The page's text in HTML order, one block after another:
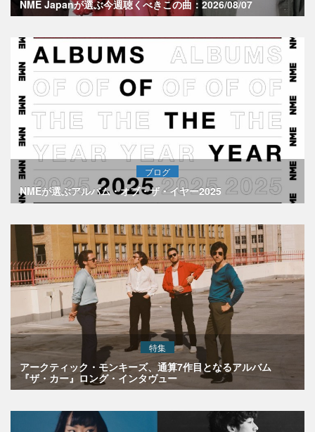
NME Japanが選ぶ今週聴くべきこの曲：2026/08/07
ブログ
NMEが選ぶアルバム・オブ・ザ・イヤー2025
特集
アークティック・モンキーズ、通算7作目となるアルバム
『ザ・カー』ロング・インタヴュー